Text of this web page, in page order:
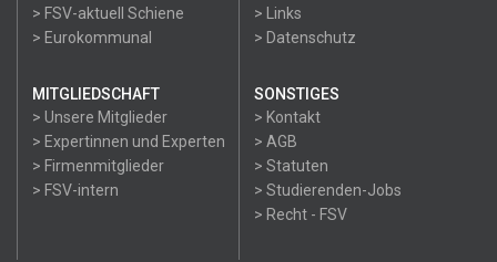
> FSV-aktuell Schiene
> Eurokommunal
> Links
> Datenschutz
MITGLIEDSCHAFT
> Unsere Mitglieder
> Expertinnen und Experten
> Firmenmitglieder
> FSV-intern
SONSTIGES
> Kontakt
> AGB
> Statuten
> Studierenden-Jobs
> Recht - FSV